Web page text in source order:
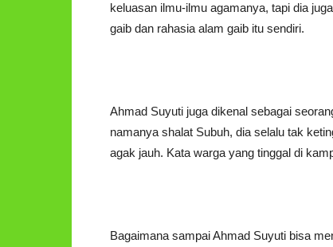
keluasan ilmu-ilmu agamanya, tapi dia
gaib dan rahasia alam gaib itu sendiri.
Ahmad Suyuti juga dikenal sebagai
namanya shalat Subuh, dia selalu tak
agak jauh. Kata warga yang tinggal di
Bagaimana sampai Ahmad Suyuti bisa